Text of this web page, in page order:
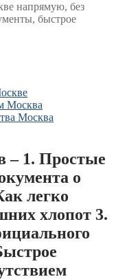
напрямую, без
быстрое
Москва
Москва
– 1. Простые
о
легко
хлопот 3.